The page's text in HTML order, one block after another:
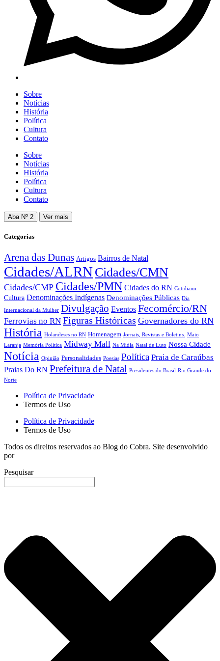
Sobre
Notícias
História
Política
Cultura
Contato
Sobre
Notícias
História
Política
Cultura
Contato
Aba Nº 2 Ver mais
Categorias
Arena das Dunas Artigos Bairros de Natal
Cidades/ALRNCidades/CMN
Cidades/CMP Cidades/PMN Cidades do RN Cotidiano
Cultura Denominações Indígenas Denominações Públicas Dia
Internacional da Mulher Divulgação Eventos Fecomércio/RN
Ferrovias no RN Figuras Históricas Governadores do RN
História Holandeses no RN Homenagem Jornais, Revistas e Boletins. Maio
Laranja Memória Política Midway Mall Na Mídia Natal de Luto Nossa Cidade
Notícia Opinião Personalidades Poesias Política Praia de Caraúbas
Praias Do RN Prefeitura de Natal Presidentes do Brasil Rio Grande do
Norte
Política de Privacidade
Termos de Uso
Política de Privacidade
Termos de Uso
Todos os direitos reservados ao Blog do Cobra. Site desenvolvido
por
Pesquisar